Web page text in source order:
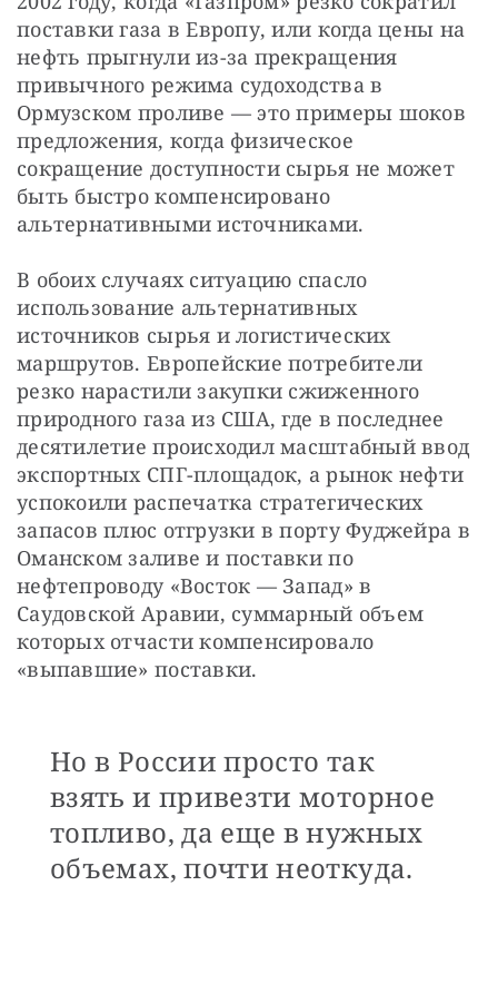
поставки газа в Европу, или когда цены на
нефть прыгнули из-за прекращения
привычного режима судоходства в
Ормузском проливе — это примеры шоков
предложения, когда физическое
сокращение доступности сырья не может
быть быстро компенсировано
альтернативными источниками.
В обоих случаях ситуацию спасло
использование альтернативных
источников сырья и логистических
маршрутов. Европейские потребители
резко нарастили закупки сжиженного
природного газа из США, где в последнее
десятилетие происходил масштабный ввод
экспортных СПГ-площадок, а рынок нефти
успокоили распечатка стратегических
запасов плюс отгрузки в порту Фуджейра в
Оманском заливе и поставки по
нефтепроводу «Восток — Запад» в
Саудовской Аравии, суммарный объем
которых отчасти компенсировало
«выпавшие» поставки.
Но в России просто так
взять и привезти моторное
топливо, да еще в нужных
объемах, почти неоткуда.